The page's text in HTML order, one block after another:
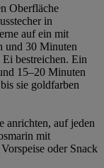
Oberfläche
in
auf ein mit
und 30 Minuten
bestreichen. Ein
15–20 Minuten
sie goldfarben
anrichten, auf jeden
mit
oder Snack